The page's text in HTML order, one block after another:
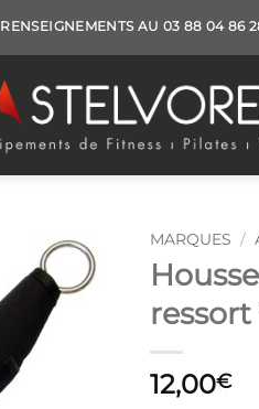
RENSEIGNEMENTS AU 03 88 04 86
MARQUES /
12,00€